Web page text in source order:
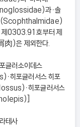
과ㆍ솔
(Scophthalmidae)
0303.91호부터 제
肉)은 제외한다.
글러소이데스
포글러서스 히포
ㆍ히포글러서스
테사